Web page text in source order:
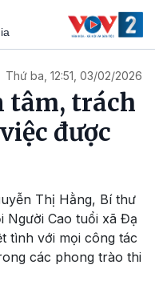
Thứ ba, 12:51, 03/02/2026
tâm, trách
được
Thị Hằng, Bí thư
Người Cao tuổi xã Đạ
tình với mọi công tác
các phong trào thi